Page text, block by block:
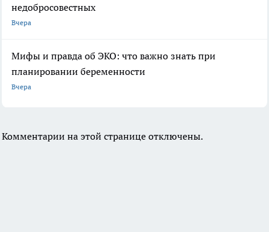
недобросовестных
Вчера
Мифы и правда об ЭКО: что важно знать при
планировании беременности
Вчера
Комментарии на этой странице отключены.